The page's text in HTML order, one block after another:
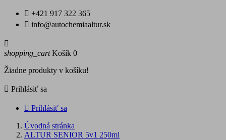
 +421 917 322 365
 info@autochemiaaltur.sk

shopping_cart Košík 0
Žiadne produkty v košíku!
 Prihlásiť sa
 Prihlásiť sa
Úvodná stránka
ALTUR SENIOR 5v1 250ml